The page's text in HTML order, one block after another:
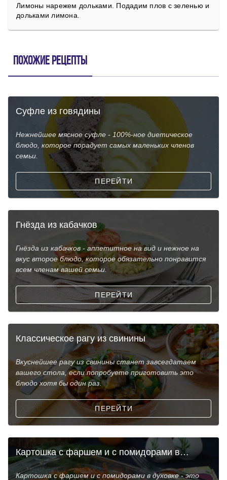
Лимоны нарежем дольками. Подадим плов с зеленью и
дольками лимона.
Похожие рецепты
Суфле из говядины
Нежнейшее мясное суфле - 100%-ное диетическое
блюдо, которое порадует самых маленьких членов
семьи.
ПЕРЕЙТИ
Гнёзда из кабачков
Гнёзда из кабачков - аппетитное на вид и нежное на
вкус второе блюдо, которое обязательно понравится
всем членам вашей семьи.
ПЕРЕЙТИ
Классическое рагу из свинины
Вкуснейшее рагу из свинины станет завсегдатаем
вашего стола, если попробуете приготовить это
блюдо хотя бы один раз.
ПЕРЕЙТИ
Картошка с фаршем и с помидорами в
духовке.
Картошка с фаршем и с помидорами в духовке - это